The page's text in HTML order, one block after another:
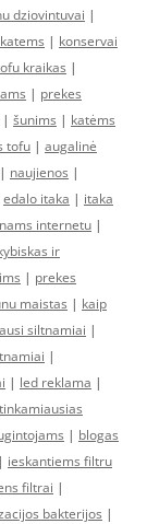
dziovintuvai |
| konservai
kraikas |
| prekes
| šunims | katėms
tofu | augalinė
| naujienos |
edalo itaka | itaka
internetu |
ir
| prekes
maistas | kaip
siltnamiai |
|
| led reklama |
tinkamiausias
| blogas
| ieskantiems filtru
filtrai |
bakterijos |